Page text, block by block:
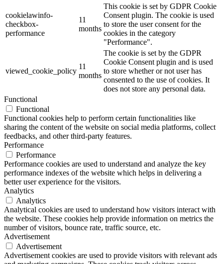
cookielawinfo-
checkbox-
performance
11
months
This cookie is set by GDPR Cookie
Consent plugin. The cookie is used
to store the user consent for the
cookies in the category
"Performance".
viewed_cookie_policy
11
months
The cookie is set by the GDPR
Cookie Consent plugin and is used
to store whether or not user has
consented to the use of cookies. It
does not store any personal data.
Functional
Functional
Functional cookies help to perform certain functionalities like
sharing the content of the website on social media platforms, collect
feedbacks, and other third-party features.
Performance
Performance
Performance cookies are used to understand and analyze the key
performance indexes of the website which helps in delivering a
better user experience for the visitors.
Analytics
Analytics
Analytical cookies are used to understand how visitors interact with
the website. These cookies help provide information on metrics the
number of visitors, bounce rate, traffic source, etc.
Advertisement
Advertisement
Advertisement cookies are used to provide visitors with relevant ads